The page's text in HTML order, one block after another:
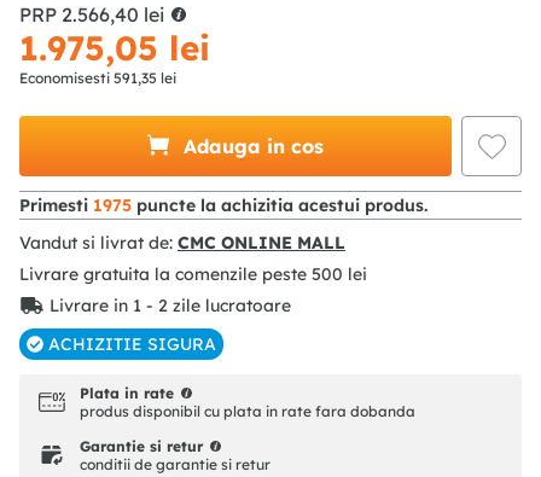
PRP 2.566,40 lei
1.975,05 lei
Economisesti 591,35 lei
Adauga in cos
Primesti 1975 puncte la achizitia acestui produs.
Vandut si livrat de: CMC ONLINE MALL
Livrare gratuita la comenzile peste 500 lei
Livrare in 1 - 2 zile lucratoare
ACHIZITIE SIGURA
Plata in rate
produs disponibil cu plata in rate fara dobanda
Garantie si retur
conditii de garantie si retur